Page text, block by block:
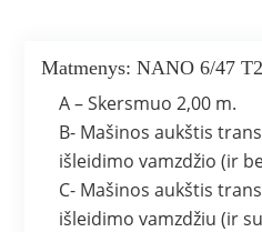
Matmenys: NANO 6/47 T2
A – Skersmuo 2,00 m.
B- Mašinos aukštis
išleidimo vamzdžio (ir
C- Mašinos aukštis
išleidimo vamzdžiu (ir